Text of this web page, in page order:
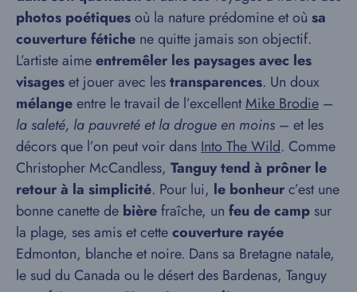
photos poétiquesoù la nature prédomine et où sa
couverture fétiche ne quitte jamais son objectif.
L’artiste aimeentremêler les paysagesavec les
visageset jouer avec lestransparences. Un doux
mélangeentre le travail de l’excellentMike Brodie –
la saleté, la pauvreté et la drogue en moins – et les
décors que l’on peut voir dans Into The Wild. Comme
Christopher McCandless, Tanguy tend à prôner le
retour à la simplicité. Pour lui, le bonheurc’est une
bonne canette de bièrefraîche, un feu de camp sur
la plage, ses amis et cettecouverture rayée
Edmonton, blanche et noire. Dans sa Bretagne natale,
le sud du Canada ou le désert des Bardenas, Tanguy